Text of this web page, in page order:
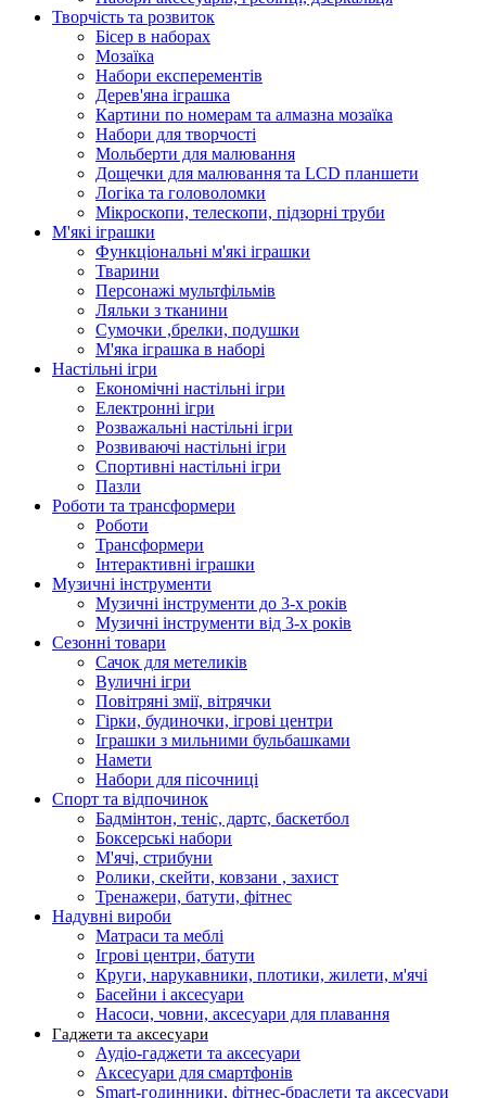
Творчість та розвиток
Бісер в наборах
Мозаїка
Набори експерементів
Дерев'яна іграшка
Картини по номерам та алмазна мозаїка
Набори для творчості
Мольберти для малювання
Дощечки для малювання та LCD планшети
Логіка та головоломки
Мікроскопи, телескопи, підзорні труби
М'які іграшки
Функціональні м'які іграшки
Тварини
Персонажі мультфільмів
Ляльки з тканини
Сумочки ,брелки, подушки
М'яка іграшка в наборі
Настільні ігри
Економічні настільні ігри
Електронні ігри
Розважальні настільні ігри
Розвиваючі настільні ігри
Спортивні настільні ігри
Пазли
Роботи та трансформери
Роботи
Трансформери
Інтерактивні іграшки
Музичні інструменти
Музичні інструменти до 3-х років
Музичні інструменти від 3-х років
Сезонні товари
Сачок для метеликів
Вуличні ігри
Повітряні змії, вітрячки
Гірки, будиночки, ігрові центри
Іграшки з мильними бульбашками
Намети
Набори для пісочниці
Спорт та відпочинок
Бадмінтон, теніс, дартс, баскетбол
Боксерські набори
М'ячі, стрибуни
Ролики, скейти, ковзани , захист
Тренажери, батути, фітнес
Надувні вироби
Матраси та меблі
Ігрові центри, батути
Круги, нарукавники, плотики, жилети, м'ячі
Басейни і аксесуари
Насоси, човни, аксесуари для плавання
Гаджети та аксесуари
Аудіо-гаджети та аксесуари
Аксесуари для смартфонів
Smart-годинники, фітнес-браслети та аксесуари